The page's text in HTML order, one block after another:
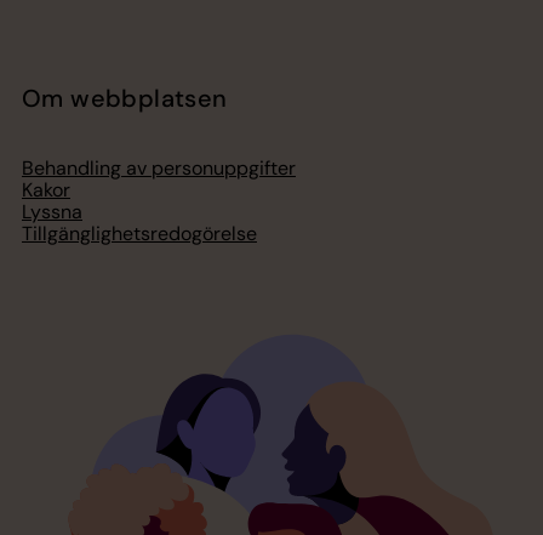
Om webbplatsen
Behandling av personuppgifter
Kakor
Lyssna
Tillgänglighetsredogörelse